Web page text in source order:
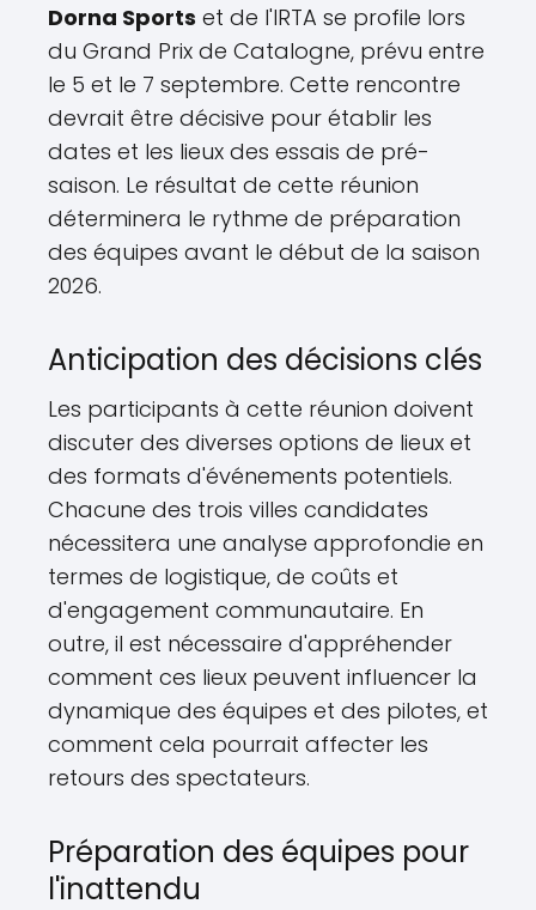
Dorna Sports et de l'IRTA se profile lors
du Grand Prix de Catalogne, prévu entre
le 5 et le 7 septembre. Cette rencontre
devrait être décisive pour établir les
dates et les lieux des essais de pré-
saison. Le résultat de cette réunion
déterminera le rythme de préparation
des équipes avant le début de la saison
2026.
Anticipation des décisions clés
Les participants à cette réunion doivent
discuter des diverses options de lieux et
des formats d'événements potentiels.
Chacune des trois villes candidates
nécessitera une analyse approfondie en
termes de logistique, de coûts et
d'engagement communautaire. En
outre, il est nécessaire d'appréhender
comment ces lieux peuvent influencer la
dynamique des équipes et des pilotes, et
comment cela pourrait affecter les
retours des spectateurs.
Préparation des équipes pour
l'inattendu